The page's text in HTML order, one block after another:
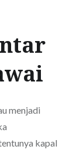
menjadi
kapal